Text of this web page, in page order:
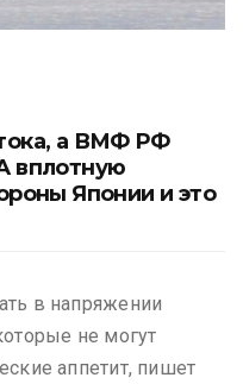
а ВМФ РФ
вплотную
Японии и это
в напряжении
не могут
аппетит, пишет